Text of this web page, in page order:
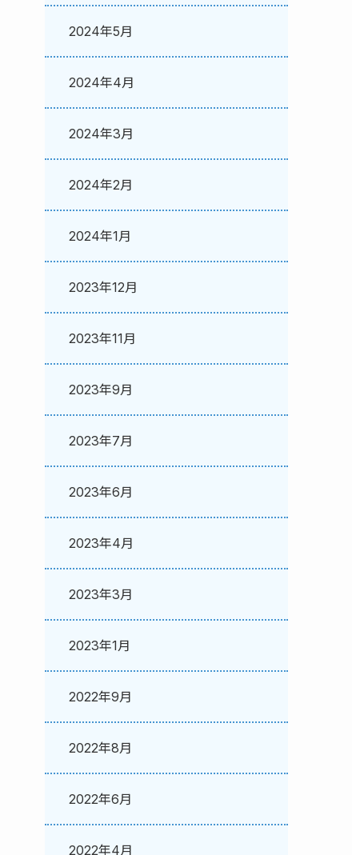
2024年5月
2024年4月
2024年3月
2024年2月
2024年1月
2023年12月
2023年11月
2023年9月
2023年7月
2023年6月
2023年4月
2023年3月
2023年1月
2022年9月
2022年8月
2022年6月
2022年4月